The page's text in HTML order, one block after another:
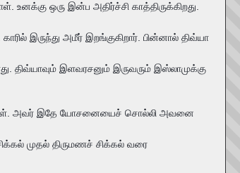
ஒரு இன்ப அதிர்ச்சி காத்திருக்கிறது.
இருந்து அமீர் இறங்குகிறார். பின்னால் திவ்யா
திவ்யாவும் இளவரசனும் இருவரும் இஸ்லாமுக்கு
அவர் இதே யோசனையைச் சொல்லி அவனை
முதல் திருமணச் சிக்கல் வரை